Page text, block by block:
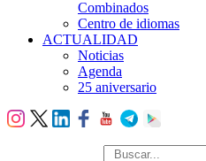
Combinados
Centro de idiomas
ACTUALIDAD
Noticias
Agenda
25 aniversario
búsqueda